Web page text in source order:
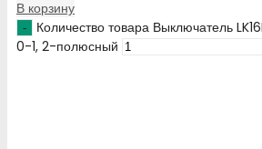
В корзину
Количество товара Выключатель
0-1, 2-полюсный